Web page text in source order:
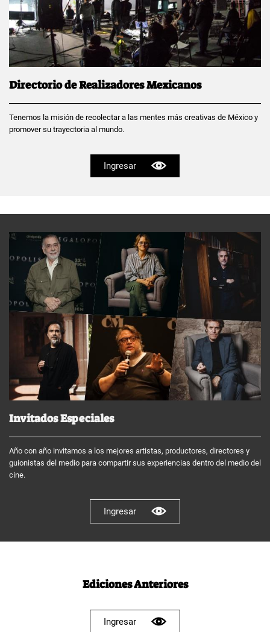
Directorio de Realizadores Mexicanos
Tenemos la misión de recolectar a las mentes más creativas de México y
promover su trayectoria al mundo.
Ingresar
Invitados Especiales
Año con año invitamos a los mejores artistas, productores, directores y
guionistas del medio para compartir sus experiencias dentro del medio del
cine.
Ingresar
Ediciones Anteriores
Ingresar